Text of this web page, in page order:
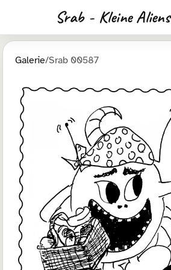
Srab - Kleine Aliens
Galerie/Srab 00587